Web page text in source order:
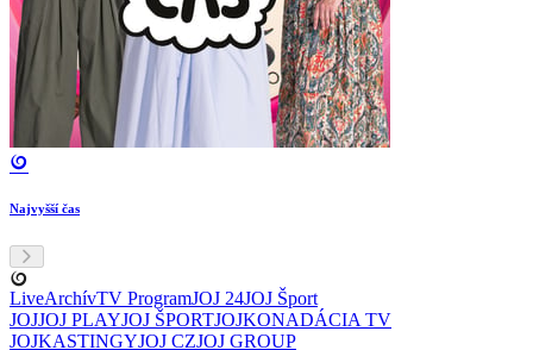
Najvyšší čas
LiveArchívTV ProgramJOJ 24JOJ Šport
JOJJOJ PLAYJOJ ŠPORTJOJKONADÁCIA TV
JOJKASTINGYJOJ CZJOJ GROUP